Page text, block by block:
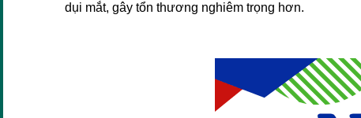
dụi mắt, gây tổn thương nghiêm trọng hơn.